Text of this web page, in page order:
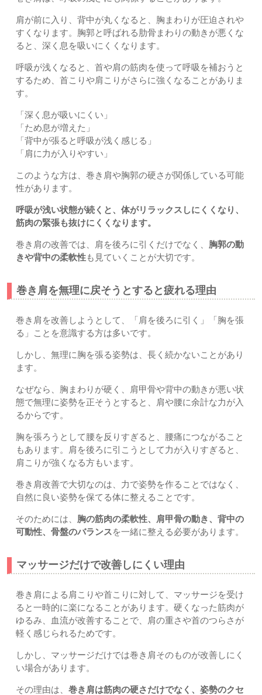
肩が前に入り、背中が丸くなると、胸まわりが圧迫されや
すくなります。胸郭と呼ばれる肋骨まわりの動きが悪くな
ると、深く息を吸いにくくなります。
呼吸が浅くなると、首や肩の筋肉を使って呼吸を補おうと
するため、首こりや肩こりがさらに強くなることがありま
す。
「深く息が吸いにくい」
「ため息が増えた」
「背中が張ると呼吸が浅く感じる」
「肩に力が入りやすい」
このような方は、巻き肩や胸郭の硬さが関係している可能
性があります。
呼吸が浅い状態が続くと、体がリラックスしにくくなり、
筋肉の緊張も抜けにくくなります。
巻き肩の改善では、肩を後ろに引くだけでなく、 胸郭の動
きや背中の柔軟性も見ていくことが大切です。
巻き肩を無理に戻そうとすると疲れる理由
巻き肩を改善しようとして、「肩を後ろに引く」「胸を張
る」ことを意識する方は多いです。
しかし、無理に胸を張る姿勢は、長く続かないことがあり
ます。
なぜなら、胸まわりが硬く、肩甲骨や背中の動きが悪い状
態で無理に姿勢を正そうとすると、肩や腰に余計な力が入
るからです。
胸を張ろうとして腰を反りすぎると、腰痛につながること
もあります。肩を後ろに引こうとして力が入りすぎると、
肩こりが強くなる方もいます。
巻き肩改善で大切なのは、力で姿勢を作ることではなく、
自然に良い姿勢を保てる体に整えることです。
そのためには、 胸の筋肉の柔軟性、肩甲骨の動き、背中の
可動性、骨盤のバランスを一緒に整える必要があります。
マッサージだけで改善しにくい理由
巻き肩による肩こりや首こりに対して、マッサージを受け
ると一時的に楽になることがあります。硬くなった筋肉が
ゆるみ、血流が改善することで、肩の重さや首のつらさが
軽く感じられるためです。
しかし、マッサージだけでは巻き肩そのものが改善しにく
い場合があります。
その理由は、 巻き肩は筋肉の硬さだけでなく、姿勢のクセ